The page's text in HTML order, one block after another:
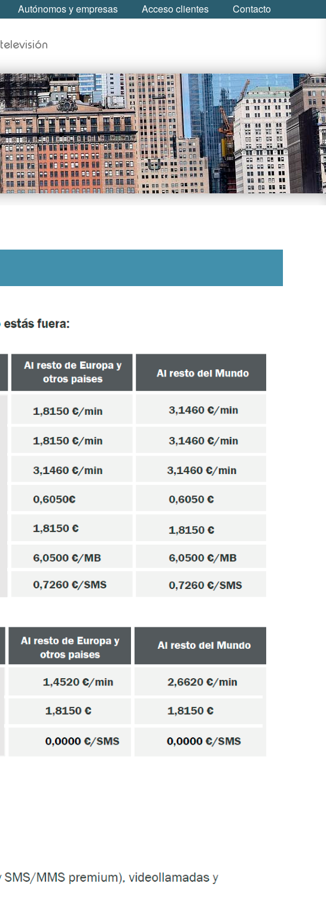
Autónomos y empresas Acceso clientes Contacto
televisión